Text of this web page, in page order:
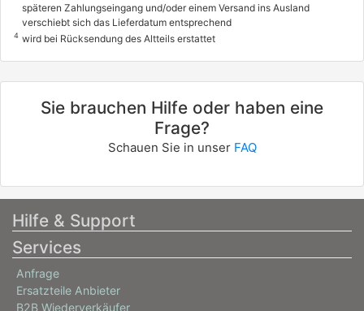
späteren Zahlungseingang und/oder einem Versand ins Ausland
verschiebt sich das Lieferdatum entsprechend
4 wird bei Rücksendung des Altteils erstattet
Sie brauchen Hilfe oder haben eine
Frage?
Schauen Sie in unser FAQ
Hilfe & Support
Services
Anfrage
Ersatzteile Anbieter
B2B Wiederverkäufer